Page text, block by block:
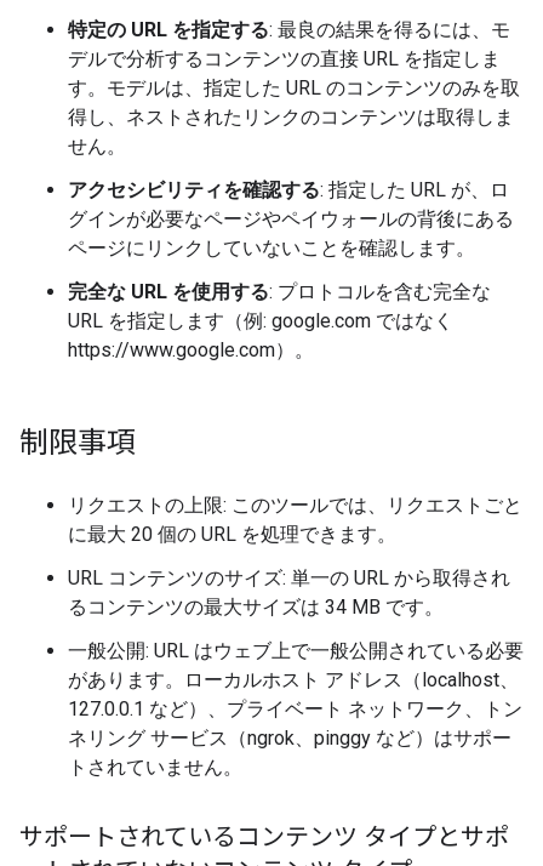
特定の URL を指定する: 最良の結果を得るには、モ
デルで分析するコンテンツの直接 URL を指定しま
す。モデルは、指定した URL のコンテンツのみを取
得し、ネストされたリンクのコンテンツは取得しま
せん。
アクセシビリティを確認する: 指定した URL が、ロ
グインが必要なページやペイウォールの背後にある
ページにリンクしていないことを確認します。
完全な URL を使用する: プロトコルを含む完全な
URL を指定します（例: google.com ではなく
https://www.google.com）。
制限事項
リクエストの上限: このツールでは、リクエストごと
に最大 20 個の URL を処理できます。
URL コンテンツのサイズ: 単一の URL から取得され
るコンテンツの最大サイズは 34 MB です。
一般公開: URL はウェブ上で一般公開されている必要
があります。ローカルホスト アドレス（localhost、
127.0.0.1 など）、プライベート ネットワーク、トン
ネリング サービス（ngrok、pinggy など）はサポー
トされていません。
サポートされているコンテンツ タイプとサポ